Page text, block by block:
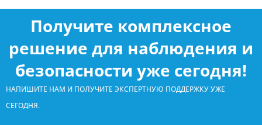
Получите комплексное
решение для наблюдения и
безопасности уже сегодня!
НАПИШИТЕ НАМ И ПОЛУЧИТЕ ЭКСПЕРТНУЮ ПОДДЕРЖКУ УЖЕ
СЕГОДНЯ.